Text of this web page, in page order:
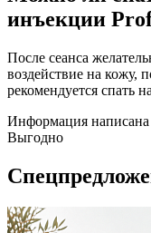
инъекции
После сеанса
воздействие на кожу,
рекомендуется спать
Информация написана
Выгодно